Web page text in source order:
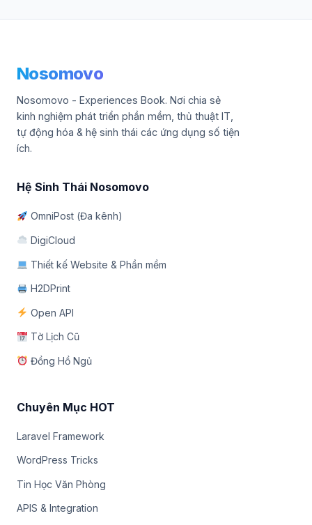
Nosomovo
Nosomovo - Experiences Book. Nơi chia sẻ
kinh nghiệm phát triển phần mềm, thủ thuật IT,
tự động hóa & hệ sinh thái các ứng dụng số tiện
ích.
Hệ Sinh Thái Nosomovo
OmniPost (Đa kênh)
DigiCloud
Thiết kế Website & Phần mềm
H2DPrint
Open API
Tờ Lịch Cũ
Đồng Hồ Ngủ
Chuyên Mục HOT
Laravel Framework
WordPress Tricks
Tin Học Văn Phòng
APIS & Integration